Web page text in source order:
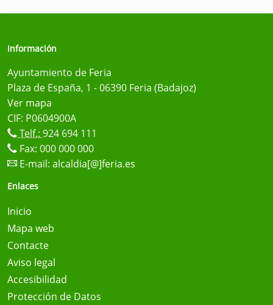
Información
Ayuntamiento de Feria
Plaza de España, 1 - 06390 Feria (Badajoz)
Ver mapa
CIF: P0604900A
Telf.: 924 694 111
Fax: 000 000 000
E-mail: alcaldia[@]feria.es
Enlaces
Inicio
Mapa web
Contacte
Aviso legal
Accesibilidad
Protección de Datos